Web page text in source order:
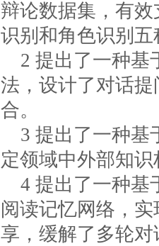
辩论数据集，有
识别和角色识别
2 提出了一种基
法，设计了对话
合。
3 提出了一种基
定领域中外部知
4 提出了一种基
阅读记忆网络，
享，缓解了多轮